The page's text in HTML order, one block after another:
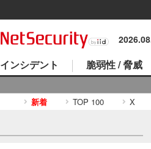
インシデント 脆弱性 / 脅威
新着 TOP 100 X